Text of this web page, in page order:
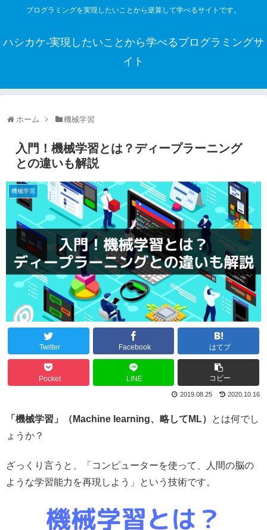
プログラミングを実現したいことから逆算して学べるサイトです。
ハシカケ-実現したいことから学べるプログラミングサ
イト
ホーム 機械学習
入門！機械学習とは？ディープラーニング
との違いも解説
機械学習
Twitter Facebook はてブ
Pocket LINE コピー
2020.10.16
2019.08.25
「機械学習」（Machine learning、略してML）
とは何でし
ょうか？
ざっくり言うと、「コンピューターを使って、人間の脳の
ような学習能力を再現しよう」という技術です。